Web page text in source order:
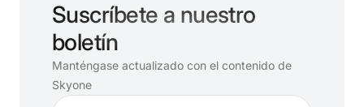
Suscríbete a nuestro
boletín
Manténgase actualizado con el contenido de
Skyone